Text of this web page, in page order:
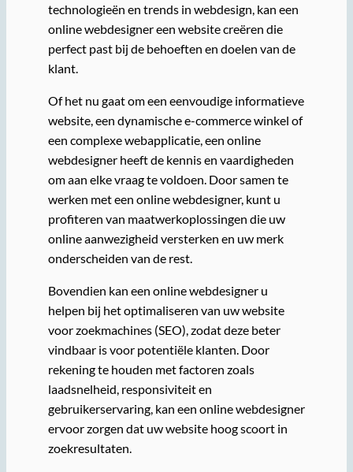
technologieën en trends in webdesign, kan een
online webdesigner een website creëren die
perfect past bij de behoeften en doelen van de
klant.
Of het nu gaat om een eenvoudige informatieve
website, een dynamische e-commerce winkel of
een complexe webapplicatie, een online
webdesigner heeft de kennis en vaardigheden
om aan elke vraag te voldoen. Door samen te
werken met een online webdesigner, kunt u
profiteren van maatwerkoplossingen die uw
online aanwezigheid versterken en uw merk
onderscheiden van de rest.
Bovendien kan een online webdesigner u
helpen bij het optimaliseren van uw website
voor zoekmachines (SEO), zodat deze beter
vindbaar is voor potentiële klanten. Door
rekening te houden met factoren zoals
laadsnelheid, responsiviteit en
gebruikerservaring, kan een online webdesigner
ervoor zorgen dat uw website hoog scoort in
zoekresultaten.